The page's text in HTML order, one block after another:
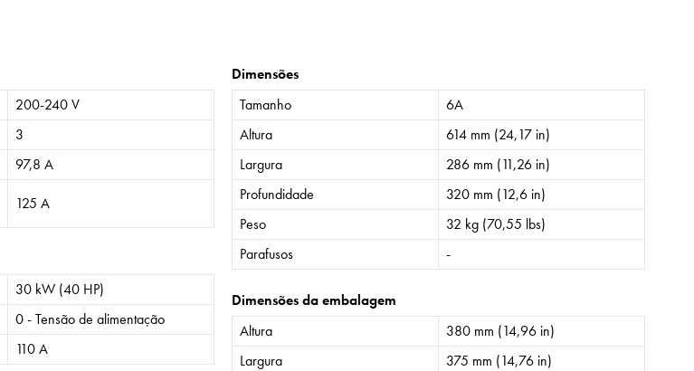
200-240 V
3
97,8 A
125 A
30 kW (40 HP)
0 - Tensão de alimentação
110 A
Dimensões
Tamanho
6A
Altura
614 mm (24,17 in)
Largura
286 mm (11,26 in)
Profundidade
320 mm (12,6 in)
Peso
32 kg (70,55 lbs)
Parafusos
-
Dimensões da embalagem
Altura
380 mm (14,96 in)
Largura
375 mm (14,76 in)